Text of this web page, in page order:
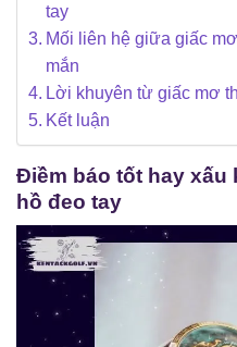
tay
Mối liên hệ giữa giấc
mắn
Lời khuyên từ giấc mơ
Kết luận
Điềm báo tốt hay xấu
hồ đeo tay